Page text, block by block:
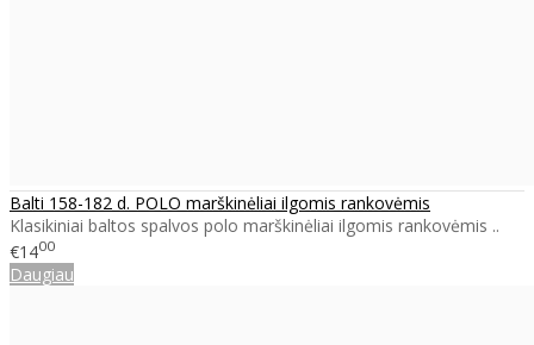
Balti 158-182 d. POLO marškinėliai ilgomis rankovėmis
Klasikiniai baltos spalvos polo marškinėliai ilgomis rankovėmis ..
€1400
Daugiau